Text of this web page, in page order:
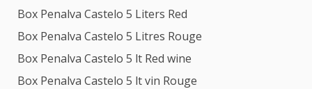
Box Penalva Castelo 5 Liters Red
Box Penalva Castelo 5 Litres Rouge
Box Penalva Castelo 5 lt Red wine
Box Penalva Castelo 5 lt vin Rouge